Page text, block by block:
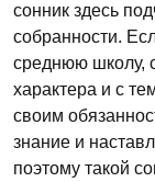
сонник здесь
собранности.
среднюю школу,
характера и с
своим
знание и
поэтому такой